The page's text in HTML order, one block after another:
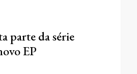
parte da série
EP